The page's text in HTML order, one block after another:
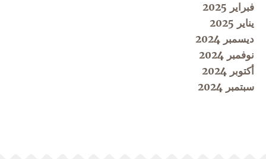
فبراير 2025
يناير 2025
ديسمبر 2024
نوفمبر 2024
أكتوبر 2024
سبتمبر 2024